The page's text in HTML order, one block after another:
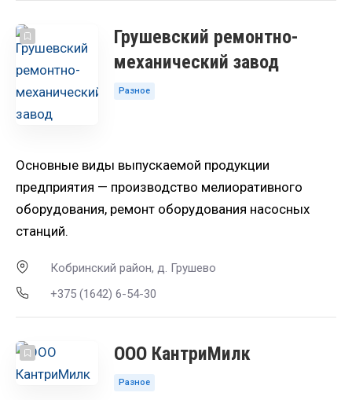
Грушевский ремонтно-
механический завод
Разное
Основные виды выпускаемой продукции
предприятия — производство мелиоративного
оборудования, ремонт оборудования насосных
станций.
Кобринский район, д. Грушево
+375 (1642) 6-54-30
ООО КантриМилк
Разное